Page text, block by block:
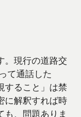
。現行の道路交
て通話した
すること」は禁
に解釈すれば時
も、問題ありま